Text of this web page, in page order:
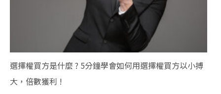
選擇權買方是什麼 ? 5分鐘學會如何用選擇權買方以小搏
大，倍數獲利 !